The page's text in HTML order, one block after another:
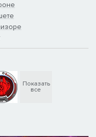
Показать
все